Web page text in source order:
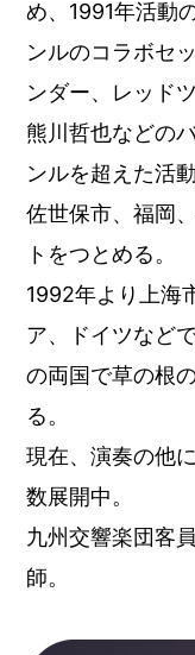
め、1991年活動
ンルのコラボセ
ンダー、レッド
熊川哲也などの
ンルを超えた活
佐世保市、福岡
トをつとめる。
1992年より上海
ア、ドイツなど
の両国で草の根
る。
現在、演奏の他
数展開中。
九州交響楽団客
師。